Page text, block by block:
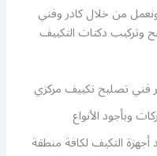
من خلال كادر وفني
وتركيب دكتات التكييف
فني تصليح تكييف مركزي
وبأجود الأنواع
التكيف لكافة منطقة